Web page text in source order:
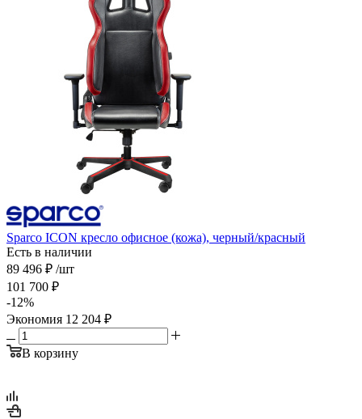
Sparco ICON кресло офисное (кожа), черный/красный
Есть в наличии
89 496 ₽ /шт
101 700 ₽
-12%
Экономия 12 204 ₽
В корзину